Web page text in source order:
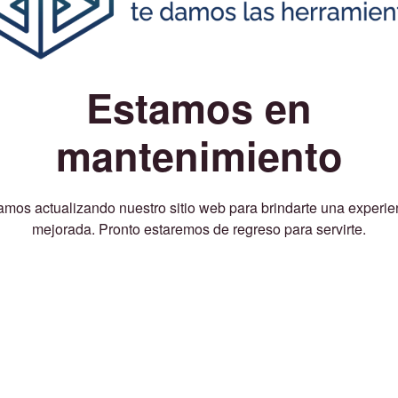
Estamos en
mantenimiento
actualizando nuestro sitio web para brindarte una
mejorada. Pronto estaremos de regreso para servirte.